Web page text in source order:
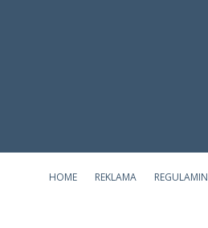
HOME REKLAMA REGULAMIN